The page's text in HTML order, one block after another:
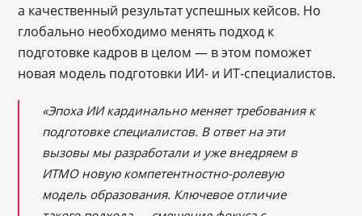
а качественный результат успешных кейсов. Но
глобально необходимо менять подход к
подготовке кадров в целом — в этом поможет
новая модель подготовки ИИ- и ИТ-специалистов.
«Эпоха ИИ кардинально меняет требования к
подготовке специалистов. В ответ на эти
вызовы мы разработали и уже внедряем в
ИТМО новую компетентностно-ролевую
модель образования. Ключевое отличие